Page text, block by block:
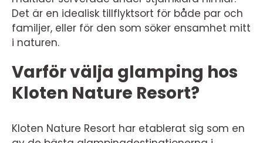
Det är en idealisk tillflyktsort för både par och
familjer, eller för den som söker ensamhet mitt
i naturen.
Varför välja glamping hos
Kloten Nature Resort?
Kloten Nature Resort har etablerat sig som en